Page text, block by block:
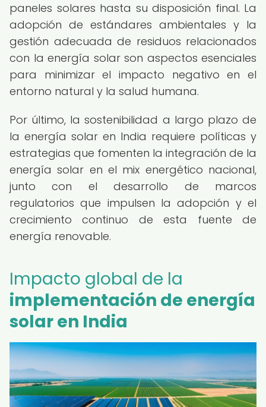
paneles solares hasta su disposición final. La
adopción de estándares ambientales y la
gestión adecuada de residuos relacionados
con la energía solar son aspectos esenciales
para minimizar el impacto negativo en el
entorno natural y la salud humana.
Por último, la sostenibilidad a largo plazo de
la energía solar en India requiere políticas y
estrategias que fomenten la integración de la
energía solar en el mix energético nacional,
junto con el desarrollo de marcos
regulatorios que impulsen la adopción y el
crecimiento continuo de esta fuente de
energía renovable.
Impacto global de la
implementación de energía
solar en India